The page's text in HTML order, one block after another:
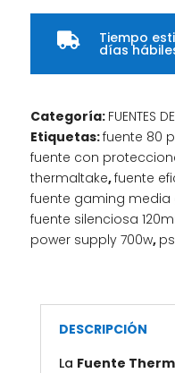
Smart
SPD0700NPCWUS-
W
 Tiempo
días
Categoría: FUENTES
Etiquetas:fuente 80
fuente con
thermaltake,fuente
fuente gaming
fuente silenciosa
power supply 700w,
DESCRIPCIÓN
La Fuente